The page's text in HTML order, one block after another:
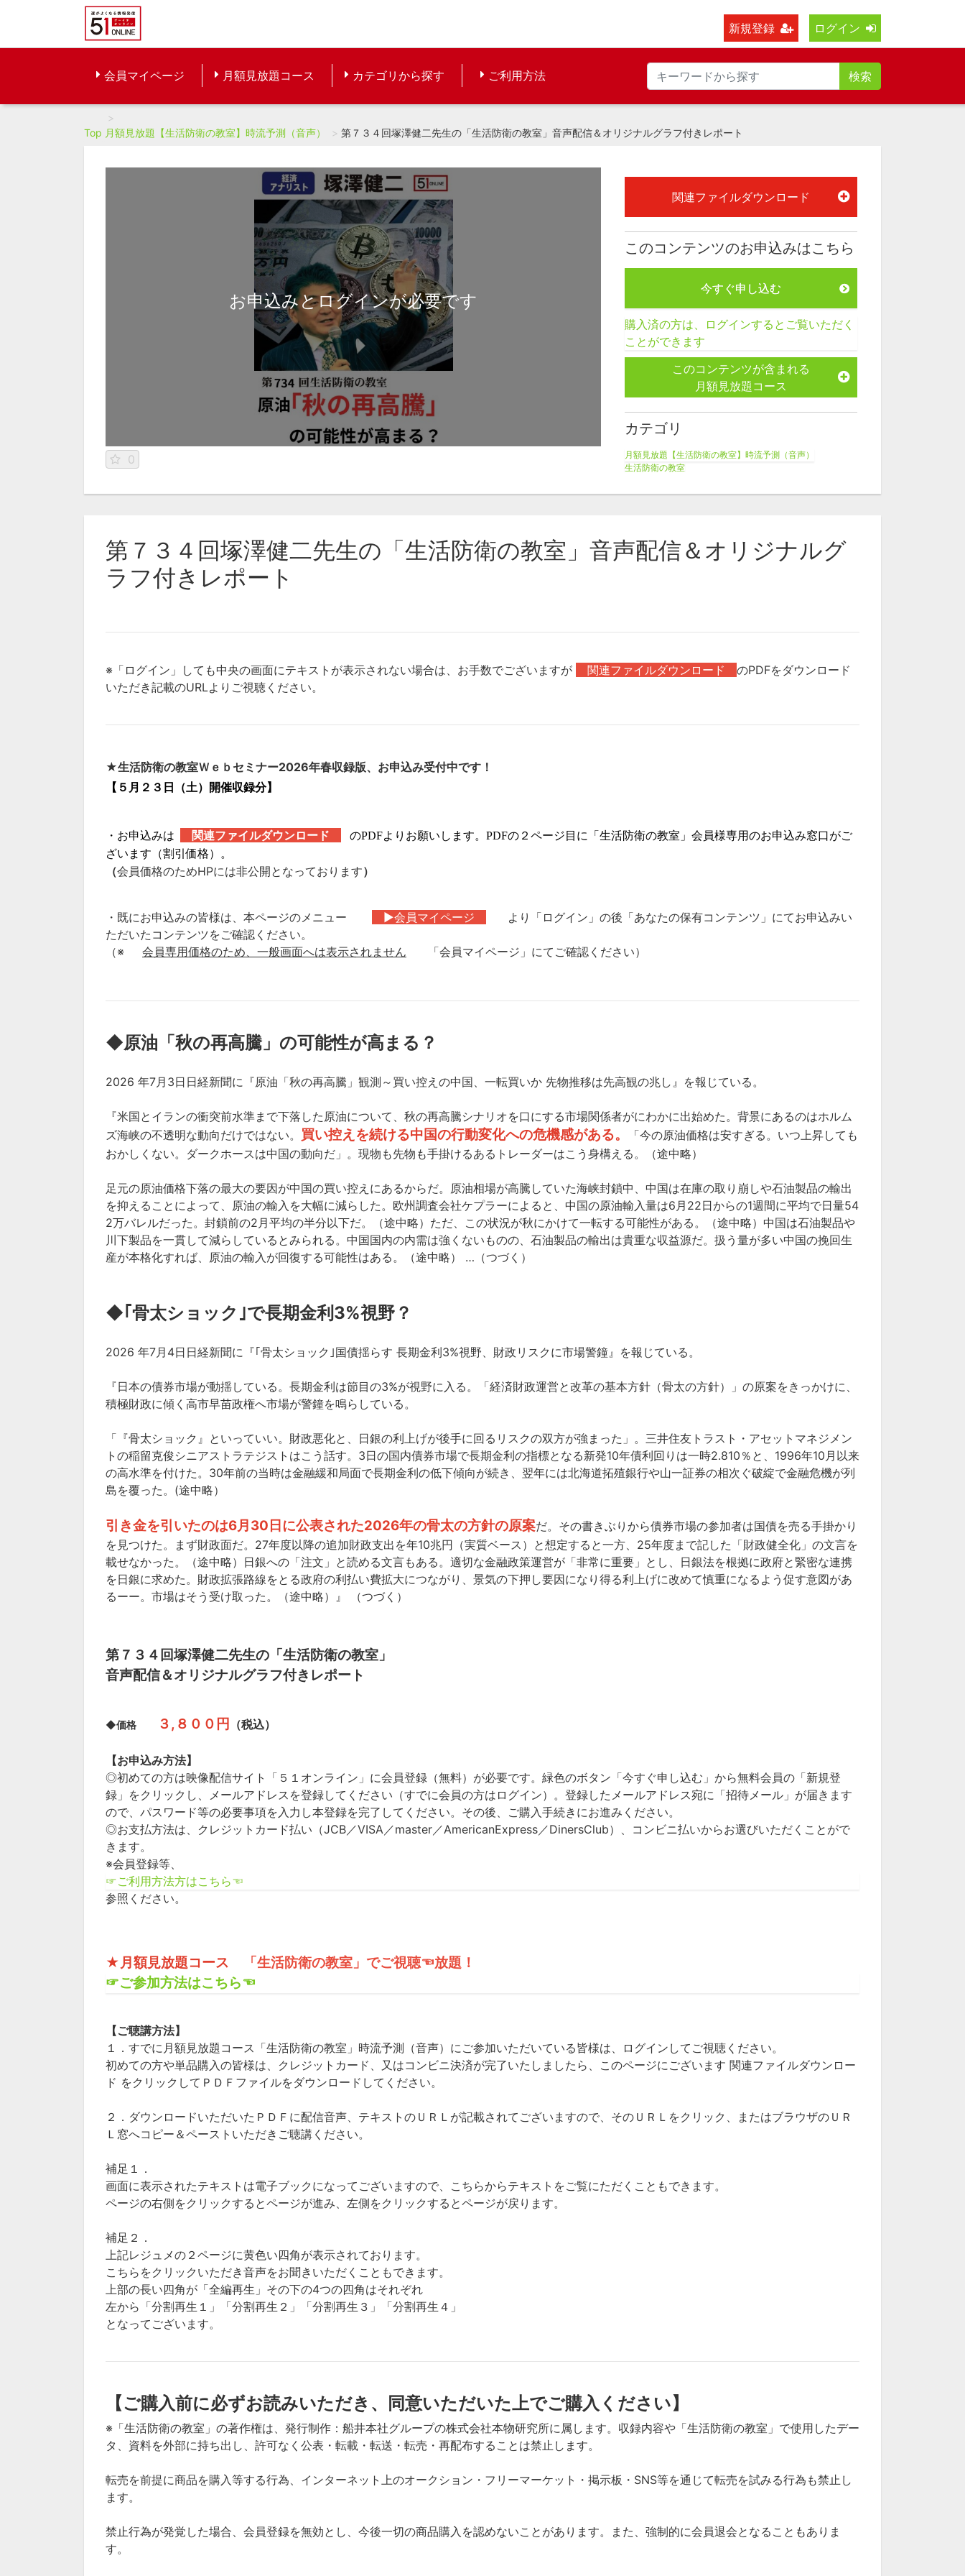
新規登録 ログイン
会員マイページ 月額見放題コース カテゴリから探す ご利用方法 検索
Top 月額見放題【生活防衛の教室】時流予測（音声） 第７３４回塚澤健二先生の「生活防衛の教室」音声配信＆オリジナルグラフ付きレポート
お申込みとログインが必要です
0
関連ファイルダウンロード
このコンテンツのお申込みはこちら
今すぐ申し込む
購入済の方は、ログインするとご覧いただく
ことができます
このコンテンツが含まれる
月額見放題コース
カテゴリ
月額見放題【生活防衛の教室】時流予測（音声）
生活防衛の教室
講師名から探す
第７３４回塚澤健二先生の「生活防衛の教室」音声配信＆オリジナルグ
ラフ付きレポート
※「ログイン」しても中央の画面にテキストが表示されない場合は、お手数でございますが 関連ファイルダウンロード
のPDFをダウンロード
いただき記載のURLよりご視聴ください。
★生活防衛の教室Ｗｅｂセミナー2026年春収録版、お申込み受付中です！
【５月２３日（土）開催収録分】
・お申込みは 関連ファイルダウンロード
のPDFよりお願いします。PDFの２ページ目に「生活防衛の教室」会員様専用のお申込み窓口がご
ざいます（割引価格）。
（会員価格のためHPには非公開となっております）
・ 既にお申込みの皆様は、本ページのメニュー ▶会員マイページ
より「ログイン」の後「あなたの保有コンテンツ」にてお申込みい
ただいたコンテンツをご確認ください。
（※
会員専用価格のため、一般画面へは表示されません 「会員マイページ」にてご確認ください）
◆原油「秋の再高騰」の可能性が高まる？
2026 年7月3日日経新聞に『原油「秋の再高騰」観測～買い控えの中国、一転買いか 先物推移は先高観の兆し』を報じている。
『米国とイランの衝突前水準まで下落した原油について、秋の再高騰シナリオを口にする市場関係者がにわかに出始めた。背景にあるのはホルム
ズ海峡の不透明な動向だけではない。 買い控えを続ける中国の行動変化への危機感がある。
「今の原油価格は安すぎる。いつ上昇しても
おかしくない。ダークホースは中国の動向だ」。現物も先物も手掛けるあるトレーダーはこう身構える。（途中略）
足元の原油価格下落の最大の要因が中国の買い控えにあるからだ。原油相場が高騰していた海峡封鎖中、中国は在庫の取り崩しや石油製品の輸出
を抑えることによって、原油の輸入を大幅に減らした。欧州調査会社ケプラーによると、中国の原油輸入量は6月22日からの1週間に平均で日量54
2万バレルだった。封鎖前の2月平均の半分以下だ。（途中略）ただ、この状況が秋にかけて一転する可能性がある。（途中略）中国は石油製品や
川下製品を一貫して減らしているとみられる。中国国内の内需は強くないものの、石油製品の輸出は貴重な収益源だ。扱う量が多い中国の挽回生
産が本格化すれば、原油の輸入が回復する可能性はある。（途中略） …（つづく）
◆｢骨太ショック｣で長期金利3%視野？
2026 年7月4日日経新聞に『｢骨太ショック｣国債揺らす 長期金利3%視野、財政リスクに市場警鐘』を報じている。
『日本の債券市場が動揺している。長期金利は節目の3%が視野に入る。「経済財政運営と改革の基本方針（骨太の方針）」の原案をきっかけに、
積極財政に傾く高市早苗政権へ市場が警鐘を鳴らしている。
「『骨太ショック』といっていい。財政悪化と、日銀の利上げが後手に回るリスクの双方が強まった」。三井住友トラスト・アセットマネジメン
トの稲留克俊シニアストラテジストはこう話す。3日の国内債券市場で長期金利の指標となる新発10年債利回りは一時2.810％と、1996年10月以来
の高水準を付けた。30年前の当時は金融緩和局面で長期金利の低下傾向が続き、翌年には北海道拓殖銀行や山一証券の相次ぐ破綻で金融危機が列
島を覆った。(途中略）
引き金を引いたのは6月30日に公表された2026年の骨太の方針の原案だ。その書きぶりから債券市場の参加者は国債を売る手掛かり
を見つけた。まず財政面だ。27年度以降の追加財政支出を年10兆円（実質ベース）と想定すると一方、25年度まで記した「財政健全化」の文言を
載せなかった。（途中略）日銀への「注文」と読める文言もある。適切な金融政策運営が「非常に重要」とし、日銀法を根拠に政府と緊密な連携
を日銀に求めた。財政拡張路線をとる政府の利払い費拡大につながり、景気の下押し要因になり得る利上げに改めて慎重になるよう促す意図があ
るーー。市場はそう受け取った。（途中略）』 （つづく）
第７３４回塚澤健二先生の「生活防衛の教室」
音声配信＆オリジナルグラフ付きレポート
◆価格 ３,８００円 （税込）
【お申込み方法】
◎初めての方は映像配信サイト「５１オンライン」に会員登録（無料）が必要です。緑色のボタン「今すぐ申し込む」から無料会員の「新規登
録」をクリックし、メールアドレスを登録してください（すでに会員の方はログイン）。登録したメールアドレス宛に「招待メール」が届きます
ので、パスワード等の必要事項を入力し本登録を完了してください。その後、ご購入手続きにお進みください。
◎お支払方法は、クレジットカード払い（JCB／VISA／master／AmericanExpress／DinersClub）、コンビニ払いからお選びいただくことがで
きます。
※会員登録等、
☞ご利用方法方はこちら☜
参照ください。
★月額見放題コース
「生活防衛の教室」でご視聴☜放題！
☞ご参加方法はこちら☜
【ご聴講方法】
１．すでに月額見放題コース「生活防衛の教室」時流予測（音声）にご参加いただいている皆様は、ログインしてご視聴ください。
初めての方や単品購入の皆様は、クレジットカード、又はコンビニ決済が完了いたしましたら、このページにございます 関連ファイルダウンロー
ド をクリックしてＰＤＦファイルをダウンロードしてください。
２．ダウンロードいただいたＰＤＦに配信音声、テキストのＵＲＬが記載されてございますので、そのＵＲＬをクリック、またはブラウザのＵＲ
Ｌ窓へコピー＆ペーストいただきご聴講ください。
補足１．
画面に表示されたテキストは電子ブックになってございますので、こちらからテキストをご覧にただくこともできます。
ページの右側をクリックするとページが進み、左側をクリックするとページが戻ります。
補足２．
上記レジュメの２ページに黄色い四角が表示されております。
こちらをクリックいただき音声をお聞きいただくこともできます。
上部の長い四角が「全編再生」その下の4つの四角はそれぞれ
左から「分割再生１」「分割再生２」「分割再生３」「分割再生４」
となってございます。
【ご購入前に必ずお読みいただき、同意いただいた上でご購入ください】
※「生活防衛の教室」の著作権は、発行制作：船井本社グループの株式会社本物研究所に属します。収録内容や「生活防衛の教室」で使用したデー
タ、資料を外部に持ち出し、許可なく公表・転載・転送・転売・再配布することは禁止します。
転売を前提に商品を購入等する行為、インターネット上のオークション・フリーマーケット・掲示板・SNS等を通じて転売を試みる行為も禁止し
ます。
禁止行為が発覚した場合、会員登録を無効とし、今後一切の商品購入を認めないことがあります。また、強制的に会員退会となることもありま
す。